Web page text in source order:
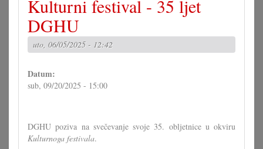
muzeja
u
Prisiki
Kulturni festival - 35 ljet
DGHU
uto, 06/05/2025 - 12:42
Datum:
sub, 09/20/2025 - 15:00
DGHU poziva na svečevanje svoje 35. obljetnice u okviru
Kulturnoga festivala.